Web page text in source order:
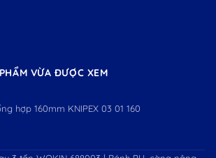
VỪA ĐƯỢC XEM
hợp 160mm KNIPEX 03 01 160